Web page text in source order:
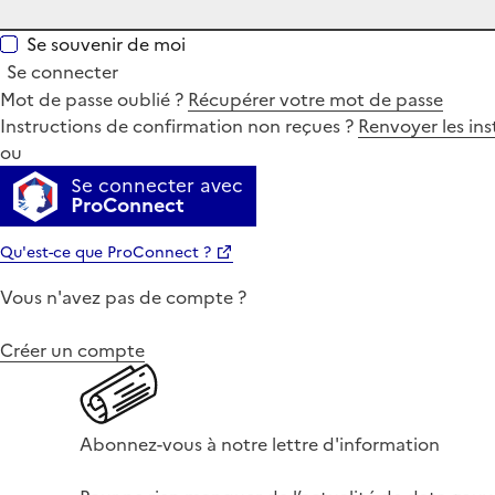
Se souvenir de moi
Se connecter
Mot de passe oublié ? Récupérer votre mot de passe
Instructions de confirmation non reçues ? Renvoyer les
ou
Se connecter avec
ProConnect
Qu'est-ce que ProConnect ?
Vous n'avez pas de compte ?
Créer un compte
Abonnez-vous à notre lettre d'information